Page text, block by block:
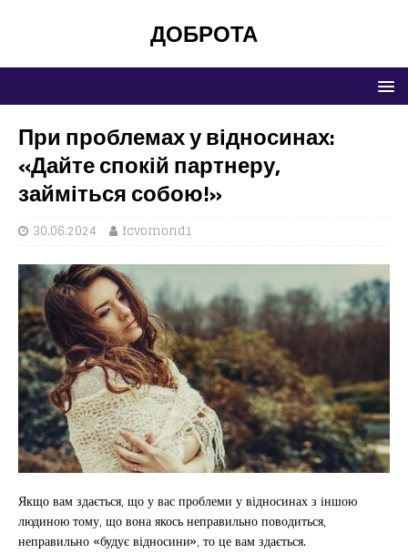
ДОБРОТА
При проблемах у відносинах:
«Дайте спокій партнеру,
займіться собою!»
30.06.2024 fcvomond1
Якщо вам здається, що у вас проблеми у відносинах з іншою
людиною тому, що вона якось неправильно поводиться,
неправильно «будує відносини», то це вам здається.